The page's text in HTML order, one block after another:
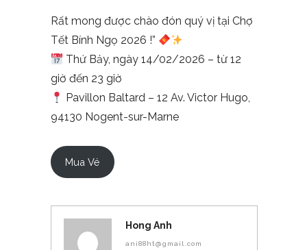
Rất mong được chào đón quý vị tại Chợ
Tết Bính Ngọ 2026 !”
Thứ Bảy, ngày 14/02/2026 – từ 12
giờ đến 23 giờ
Pavillon Baltard – 12 Av. Victor Hugo,
94130 Nogent-sur-Marne
Mua Vé
Hong Anh
ani88ht@gmail.com